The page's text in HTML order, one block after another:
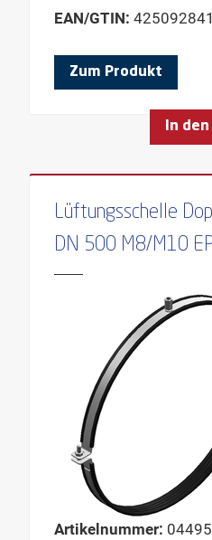
EAN/GTIN:
Zum Produkt
In
Lüftungsschelle
DN 500 M8/M10
Artikelnummer: